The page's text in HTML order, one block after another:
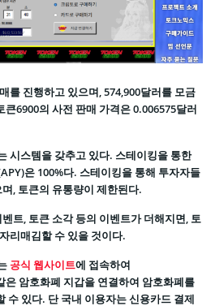
를 진행하고 있으며, 574,900달러를 모금
6900의 사전 판매 가격은 0.006575달러
시스템을 갖추고 있다. 스테이킹을 통한
은 100%다. 스테이킹을 통해 투자자들
, 토큰의 유통량이 제한된다.
트, 토큰 소각 등의 이벤트가 더해지면, 토
리매김할 수 있을 것이다.
공식 웹사이트에 접속하여
은 암호화폐 지갑을 연결하여 암호화폐를
수 있다. 단 국내 이용자는 신용카드 결제